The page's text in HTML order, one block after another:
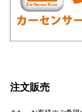
注文販売